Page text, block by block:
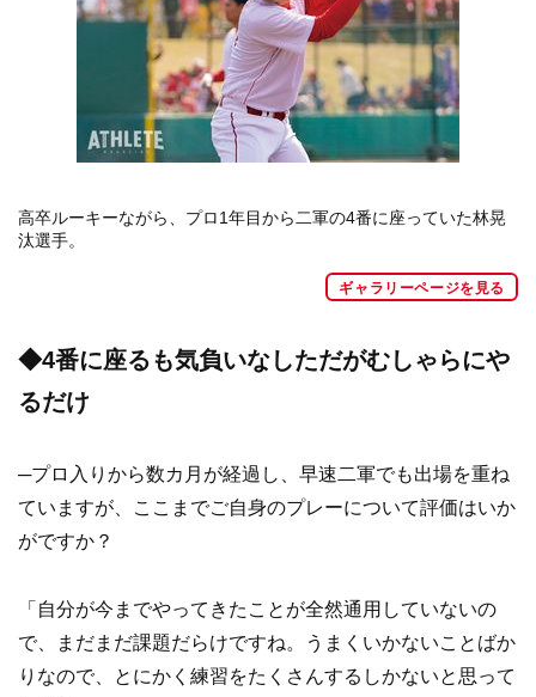
高卒ルーキーながら、プロ1年目から二軍の4番に座っていた林晃
汰選手。
ギャラリーページを見る
◆4番に座るも気負いなしただがむしゃらにや
るだけ
─プロ入りから数カ月が経過し、早速二軍でも出場を重ね
ていますが、ここまでご自身のプレーについて評価はいか
がですか？
「自分が今までやってきたことが全然通用していないの
で、まだまだ課題だらけですね。うまくいかないことばか
りなので、とにかく練習をたくさんするしかないと思って